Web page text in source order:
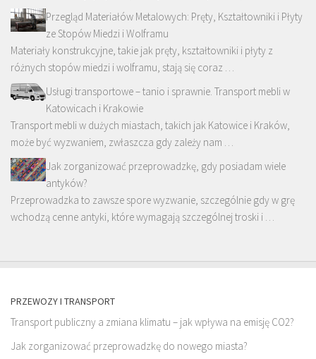
Przegląd Materiałów Metalowych: Pręty, Kształtowniki i Płyty
ze Stopów Miedzi i Wolframu
Materiały konstrukcyjne, takie jak pręty, kształtowniki i płyty z
różnych stopów miedzi i wolframu, stają się coraz …
Usługi transportowe – tanio i sprawnie. Transport mebli w
Katowicach i Krakowie
Transport mebli w dużych miastach, takich jak Katowice i Kraków,
może być wyzwaniem, zwłaszcza gdy zależy nam …
Jak zorganizować przeprowadzkę, gdy posiadam wiele
antyków?
Przeprowadzka to zawsze spore wyzwanie, szczególnie gdy w grę
wchodzą cenne antyki, które wymagają szczególnej troski i …
PRZEWOZY I TRANSPORT
Transport publiczny a zmiana klimatu – jak wpływa na emisję CO2?
Jak zorganizować przeprowadzkę do nowego miasta?